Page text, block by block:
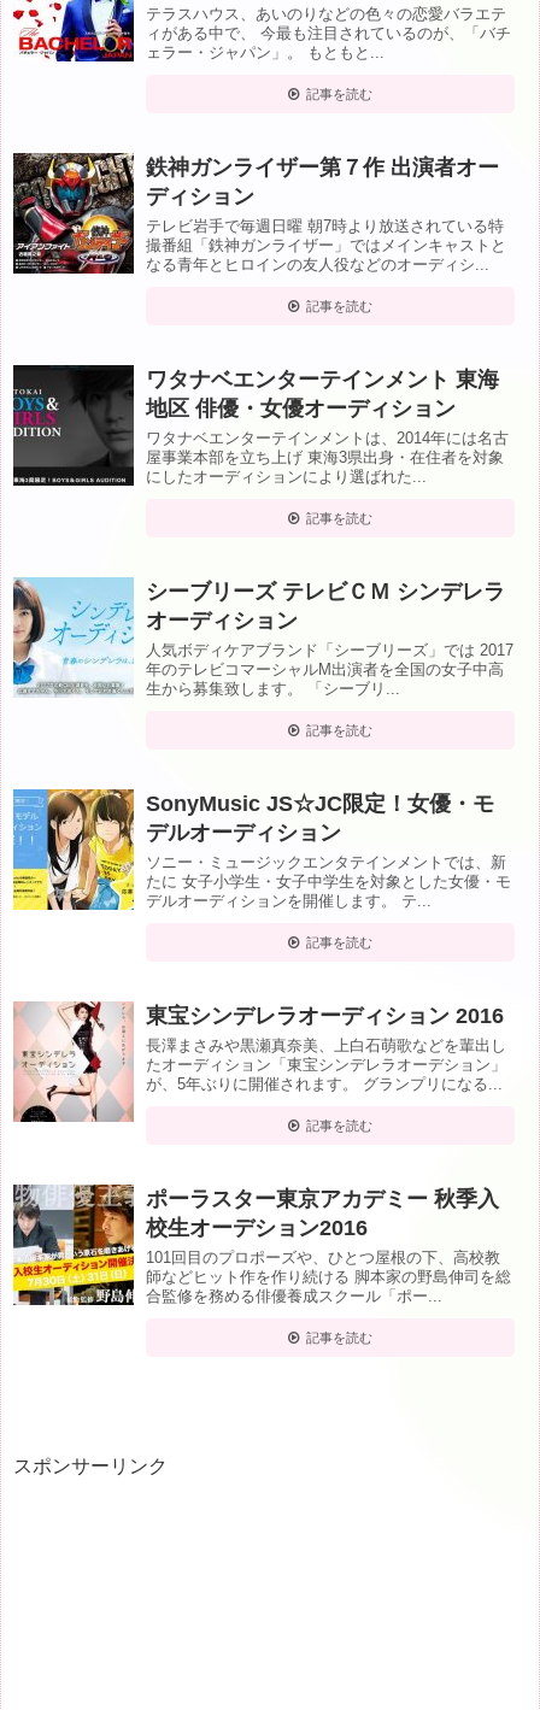
テラスハウス、あいのりなどの色々の恋愛バラエテ
ィがある中で、 今最も注目されているのが、「バチ
ェラー・ジャパン」。 もともと...
記事を読む
鉄神ガンライザー第７作 出演者オー
ディション
テレビ岩手で毎週日曜 朝7時より放送されている特
撮番組「鉄神ガンライザー」ではメインキャストと
なる青年とヒロインの友人役などのオーディシ...
記事を読む
ワタナベエンターテインメント 東海
地区 俳優・女優オーディション
ワタナベエンターテインメントは、2014年には名古
屋事業本部を立ち上げ 東海3県出身・在住者を対象
にしたオーディションにより選ばれた...
記事を読む
シーブリーズ テレビＣＭ シンデレラ
オーディション
人気ボディケアブランド「シーブリーズ」では 2017
年のテレビコマーシャルM出演者を全国の女子中高
生から募集致します。 「シーブリ...
記事を読む
SonyMusic JS☆JC限定！女優・モ
デルオーディション
ソニー・ミュージックエンタテインメントでは、新
たに 女子小学生・女子中学生を対象とした女優・モ
デルオーディションを開催します。 テ...
記事を読む
東宝シンデレラオーディション 2016
長澤まさみや黒瀬真奈美、上白石萌歌などを輩出し
たオーディション「東宝シンデレラオーデション」
が、5年ぶりに開催されます。 グランプリになる...
記事を読む
ポーラスター東京アカデミー 秋季入
校生オーデション2016
101回目のプロポーズや、ひとつ屋根の下、高校教
師などヒット作を作り続ける 脚本家の野島伸司を総
合監修を務める俳優養成スクール「ポー...
記事を読む
スポンサーリンク